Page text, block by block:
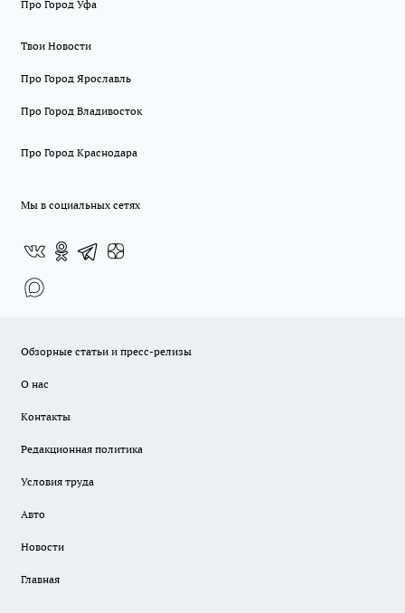
Про Город Уфа
Твои Новости
Про Город Ярославль
Про Город Владивосток
Про Город Краснодара
Мы в социальных сетях
Обзорные статьи и пресс-релизы
О нас
Контакты
Редакционная политика
Условия труда
Авто
Новости
Главная